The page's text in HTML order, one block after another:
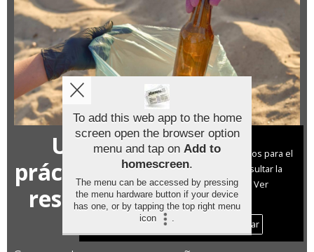
Una guía de buenas
prácticas busca reducir los
residuos en los arenales
gallegos
Aviso sobre el Uso de cookies:
Utilizamos cookies nuestras y de terceros para el
funcionamiento del digital. Puedes consultar la
lista de cookies y como desconectarlas.
Ver
nuestra Política de Privacidad y Cookies
Aceptar Cookies
Personalizar
To add this web app to the home
screen open the browser option
menu and tap on Add to
homescreen.
The menu can be accessed by pressing
the menu hardware button if your device
has one, or by tapping the top right menu
icon
.